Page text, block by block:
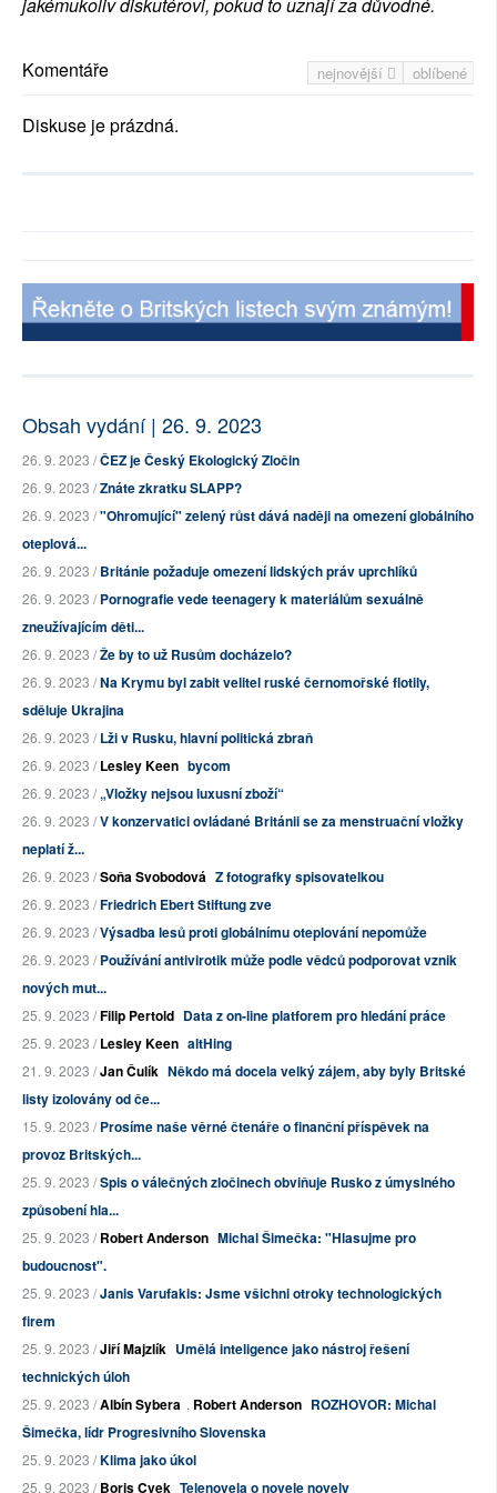
jakémukoliv diskutérovi, pokud to uznají za důvodné.
nejnovější oblíbené
Komentáře
Diskuse je prázdná.
Obsah vydání | 26. 9. 2023
26. 9. 2023 /ČEZ je Český Ekologický Zločin
26. 9. 2023 /Znáte zkratku SLAPP?
26. 9. 2023 /"Ohromující" zelený růst dává naději na omezení globálního
oteplová...
26. 9. 2023 /Británie požaduje omezení lidských práv uprchlíků
26. 9. 2023 /Pornografie vede teenagery k materiálům sexuálně
zneužívajícím děti...
26. 9. 2023 /Že by to už Rusům docházelo?
26. 9. 2023 /Na Krymu byl zabit velitel ruské černomořské flotily,
sděluje Ukrajina
26. 9. 2023 /Lži v Rusku, hlavní politická zbraň
26. 9. 2023 /Lesley Keen bycom
26. 9. 2023 /„Vložky nejsou luxusní zboží“
26. 9. 2023 /V konzervatici ovládané Británii se za menstruační vložky
neplatí ž...
26. 9. 2023 /Soňa Svobodová Z fotografky spisovatelkou
26. 9. 2023 /Friedrich Ebert Stiftung zve
26. 9. 2023 /Výsadba lesů proti globálnímu oteplování nepomůže
26. 9. 2023 /Používání antivirotik může podle vědců podporovat vznik
nových mut...
25. 9. 2023 /Filip Pertold Data z on-line platforem pro hledání práce
25. 9. 2023 /Lesley Keen altHing
21. 9. 2023 /Jan Čulík Někdo má docela velký zájem, aby byly Britské
listy izolovány od če...
15. 9. 2023 /Prosíme naše věrné čtenáře o finanční příspěvek na
provoz Britských...
25. 9. 2023 /Spis o válečných zločinech obviňuje Rusko z úmyslného
způsobení hla...
25. 9. 2023 /Robert Anderson Michal Šimečka: "Hlasujme pro
budoucnost".
25. 9. 2023 /Janis Varufakis: Jsme všichni otroky technologických
firem
25. 9. 2023 /Jiří Majzlík Umělá inteligence jako nástroj řešení
technických úloh
25. 9. 2023 /Albín Sybera , Robert Anderson ROZHOVOR: Michal
Šimečka, lídr Progresivního Slovenska
25. 9. 2023 /Klima jako úkol
25. 9. 2023 /Boris Cvek Telenovela o novele novely